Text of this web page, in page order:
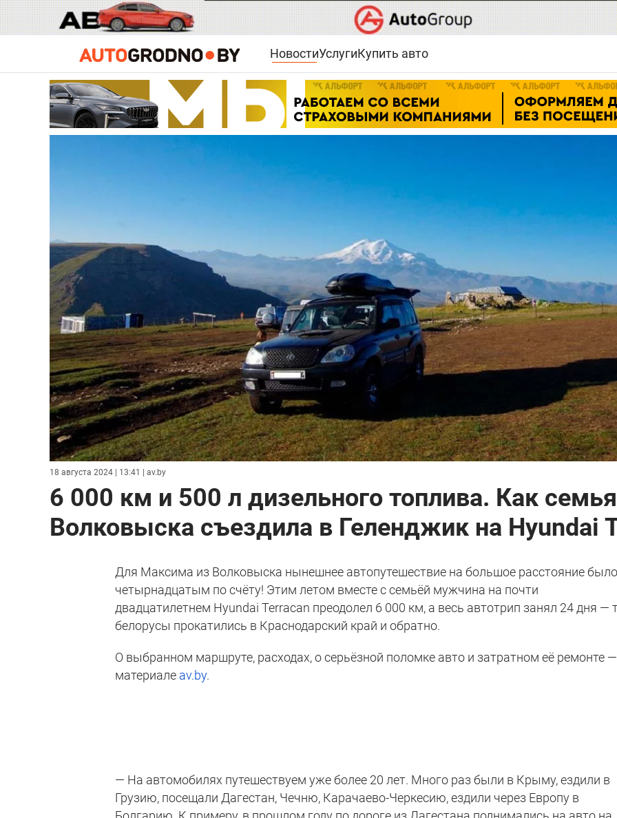
НовостиУслугиКупить авто
18 августа 2024 | 13:41 | av.by
6 000 км и 500 л дизельного топлива. Как
Волковыска съездила в Геленджик на Hyundai
Для Максима из Волковыска нынешнее автопутешествие на большое расстояние
четырнадцатым по счёту! Этим летом вместе с семьёй мужчина на почти
двадцатилетнем Hyundai Terracan преодолел 6 000 км, а весь автотрип занял 24 дня —
белорусы прокатились в Краснодарский край и обратно.
О выбранном маршруте, расходах, о серьёзной поломке авто и затратном её ремонте
материале av.by.
— На автомобилях путешествуем уже более 20 лет. Много раз были в Крыму, ездили в
Грузию, посещали Дагестан, Чечню, Карачаево-Черкесию, ездили через Европу в